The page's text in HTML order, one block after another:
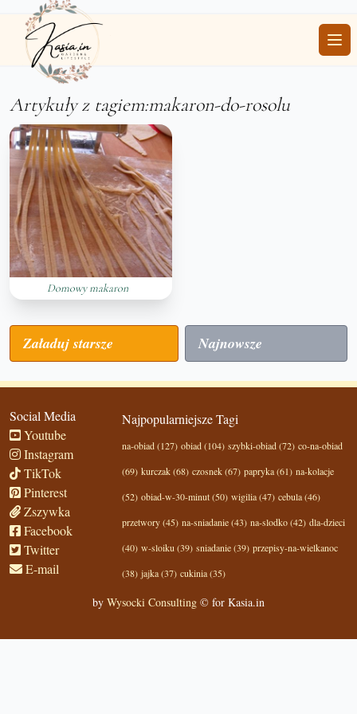
Artykuły z tagiem:makaron-do-rosolu
Domowy makaron
Załaduj starsze Najnowsze
Social Media
Youtube
Instagram
TikTok
Pinterest
Zszywka
Facebook
Twitter
E-mail
Najpopularniejsze Tagi
na-obiad (127) obiad (104) szybki-obiad (72) co-na-obiad
(69) kurczak (68) czosnek (67) papryka (61) na-kolacje
(52) obiad-w-30-minut (50) wigilia (47) cebula (46)
przetwory (45) na-sniadanie (43) na-slodko (42) dla-dzieci
(40) w-sloiku (39) sniadanie (39) przepisy-na-wielkanoc
(38) jajka (37) cukinia (35)
by Wysocki Consulting© for Kasia.in